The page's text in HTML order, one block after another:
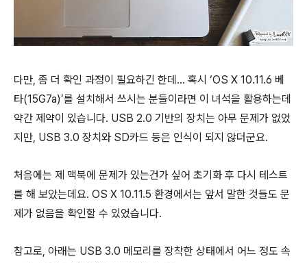
다만, 좀 더 확인 과정이 필요하긴 한데… 혹시 ‘OS X 10.11.6 베
타(15G7a)’를 설치해서 쓰시는 분들이라면 이 녀석을 활용하는데
약간 제약이 있습니다. USB 2.0 기반의 장치는 아무 문제가 없었
지만, USB 3.0 장치와 SD카드 등은 인식이 되지 않더군요.
처음에는 제 맥북에 문제가 있는건가 싶어 초기화 후 다시 테스트
를 해 보았는데요. OS X 10.11.5 환경에서는 앞서 말한 것들도 문
제가 없음을 확인할 수 있었습니다.
참고로, 아래는 USB 3.0 메모리를 장착한 상태에서 어느 정도 속